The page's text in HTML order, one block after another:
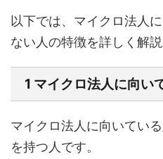
以下では、マイクロ法人
ない人の特徴を詳しく解説
1 マイクロ法人に向い
マイクロ法人に向いてい
を持つ人です。